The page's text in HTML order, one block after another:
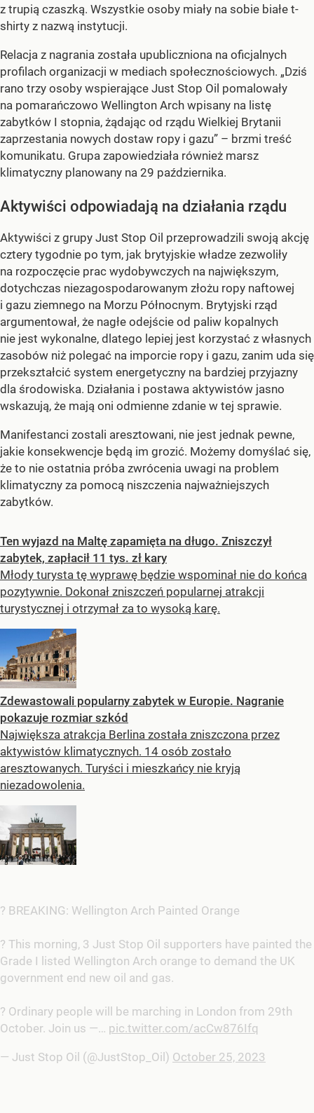
z trupią czaszką. Wszystkie osoby miały na sobie białe t-
shirty z nazwą instytucji.
Relacja z nagrania została upubliczniona na oficjalnych
profilach organizacji w mediach społecznościowych. „Dziś
rano trzy osoby wspierające Just Stop Oil pomalowały
na pomarańczowo Wellington Arch wpisany na listę
zabytków I stopnia, żądając od rządu Wielkiej Brytanii
zaprzestania nowych dostaw ropy i gazu” – brzmi treść
komunikatu. Grupa zapowiedziała również marsz
klimatyczny planowany na 29 października.
Aktywiści odpowiadają na działania rządu
Aktywiści z grupy Just Stop Oil przeprowadzili swoją akcję
cztery tygodnie po tym, jak brytyjskie władze zezwoliły
na rozpoczęcie prac wydobywczych na największym,
dotychczas niezagospodarowanym złożu ropy naftowej
i gazu ziemnego na Morzu Północnym. Brytyjski rząd
argumentował, że nagłe odejście od paliw kopalnych
nie jest wykonalne, dlatego lepiej jest korzystać z własnych
zasobów niż polegać na imporcie ropy i gazu, zanim uda się
przekształcić system energetyczny na bardziej przyjazny
dla środowiska. Działania i postawa aktywistów jasno
wskazują, że mają oni odmienne zdanie w tej sprawie.
Manifestanci zostali aresztowani, nie jest jednak pewne,
jakie konsekwencje będą im grozić. Możemy domyślać się,
że to nie ostatnia próba zwrócenia uwagi na problem
klimatyczny za pomocą niszczenia najważniejszych
zabytków.
Ten wyjazd na Maltę zapamięta na długo. Zniszczył
zabytek, zapłacił 11 tys. zł kary
Młody turysta tę wyprawę będzie wspominał nie do końca
pozytywnie. Dokonał zniszczeń popularnej atrakcji
turystycznej i otrzymał za to wysoką karę.
Zdewastowali popularny zabytek w Europie. Nagranie
pokazuje rozmiar szkód
Największa atrakcja Berlina została zniszczona przez
aktywistów klimatycznych. 14 osób zostało
aresztowanych. Turyści i mieszkańcy nie kryją
niezadowolenia.
? BREAKING: Wellington Arch Painted Orange
? This morning, 3 Just Stop Oil supporters have painted the
Grade I listed Wellington Arch orange to demand the UK
government end new oil and gas.
?️ Ordinary people will be marching in London from 29th
October. Join us —… pic.twitter.com/acCw876Ifq
— Just Stop Oil (@JustStop_Oil) October 25, 2023